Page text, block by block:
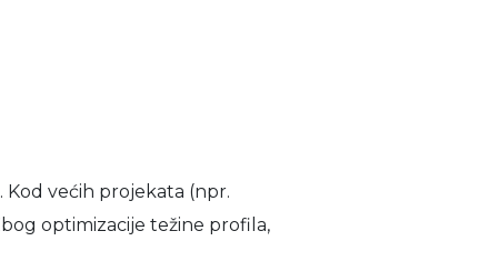
Kod većih projekata (npr.
optimizacije težine profila,